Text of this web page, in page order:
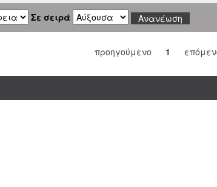
Σε σειρά
προηγούμενο 1